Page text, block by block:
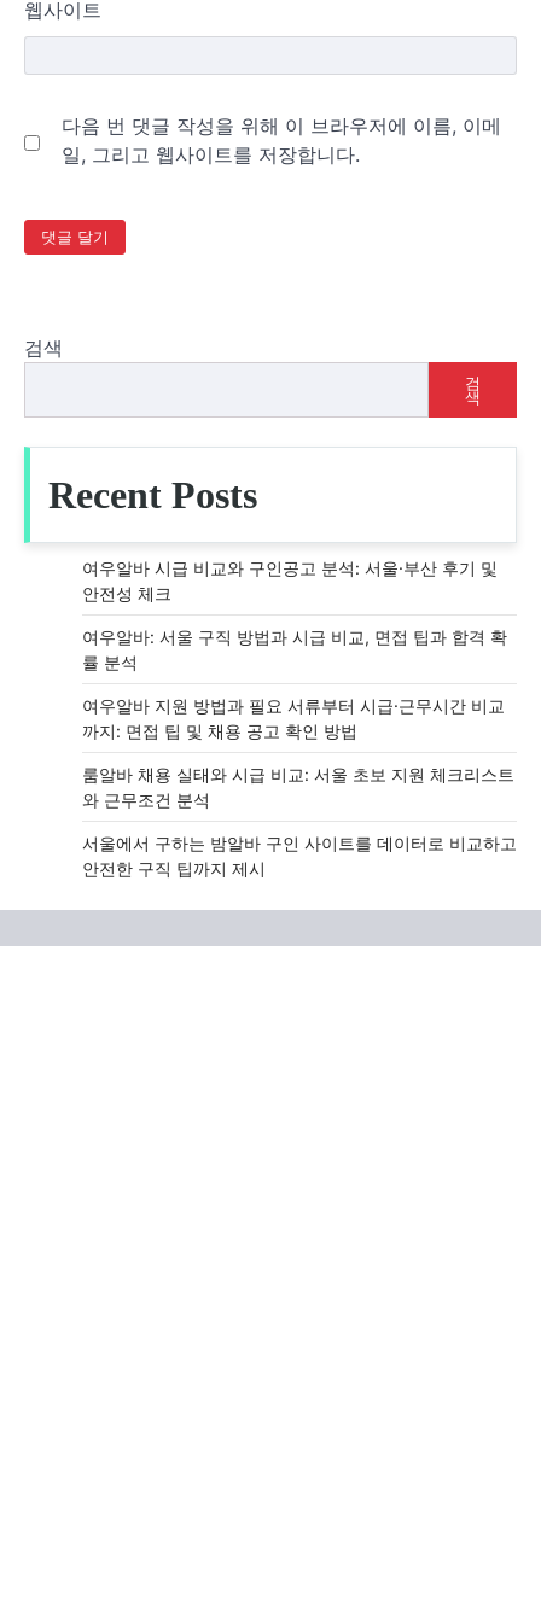
웹사이트
다음 번 댓글 작성을 위해 이 브라우저에 이름, 이메
일, 그리고 웹사이트를 저장합니다.
검색
검
색
Recent Posts
여우알바 시급 비교와 구인공고 분석: 서울·부산 후기 및
안전성 체크
여우알바: 서울 구직 방법과 시급 비교, 면접 팁과 합격 확
률 분석
여우알바 지원 방법과 필요 서류부터 시급·근무시간 비교
까지: 면접 팁 및 채용 공고 확인 방법
룸알바 채용 실태와 시급 비교: 서울 초보 지원 체크리스트
와 근무조건 분석
서울에서 구하는 밤알바 구인 사이트를 데이터로 비교하고
안전한 구직 팁까지 제시